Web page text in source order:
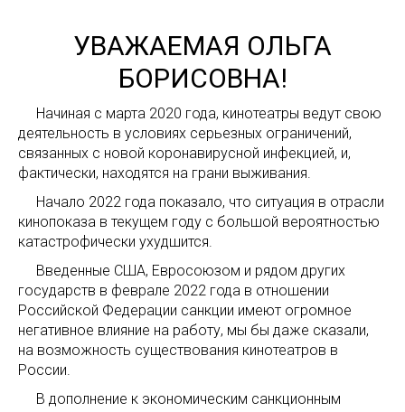
УВАЖАЕМАЯ ОЛЬГА
БОРИСОВНА!
Начиная с марта 2020 года, кинотеатры ведут свою
деятельность в условиях серьезных ограничений,
связанных с новой коронавирусной инфекцией, и,
фактически, находятся на грани выживания.
Начало 2022 года показало, что ситуация в отрасли
кинопоказа в текущем году с большой вероятностью
катастрофически ухудшится.
Введенные США, Евросоюзом и рядом других
государств в феврале 2022 года в отношении
Российской Федерации санкции имеют огромное
негативное влияние на работу, мы бы даже сказали,
на возможность существования кинотеатров в
России.
В дополнение к экономическим санкционным